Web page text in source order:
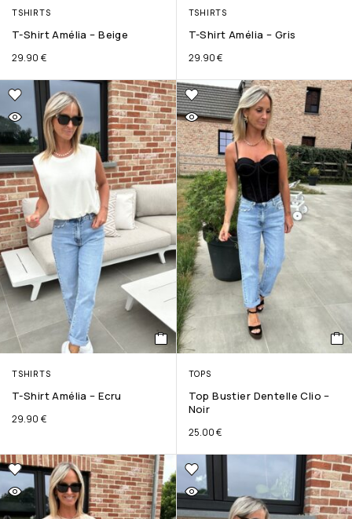
TSHIRTS
T-Shirt Amélia – Beige
29.90 €
TSHIRTS
T-Shirt Amélia – Gris
29.90€
TSHIRTS
T-Shirt Amélia – Ecru
29.90 €
TOPS
Top Bustier Dentelle Clio –
Noir
25.00€